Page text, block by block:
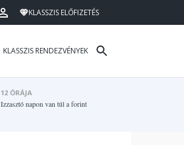
KLASSZIS ELŐFIZETÉS
KLASSZIS RENDEZVÉNYEK
12 ÓRÁJA
Izzasztó napon van túl a forint